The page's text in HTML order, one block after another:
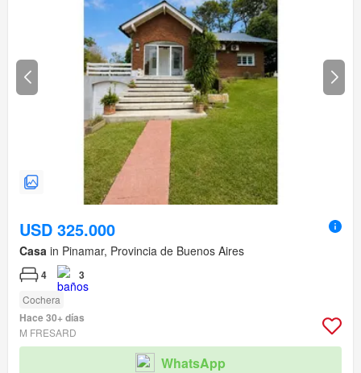
USD 325.000
Casa in Pinamar, Provincia de Buenos Aires
4 3
Cochera
Hace 30+ días
M FRESARD
WhatsApp